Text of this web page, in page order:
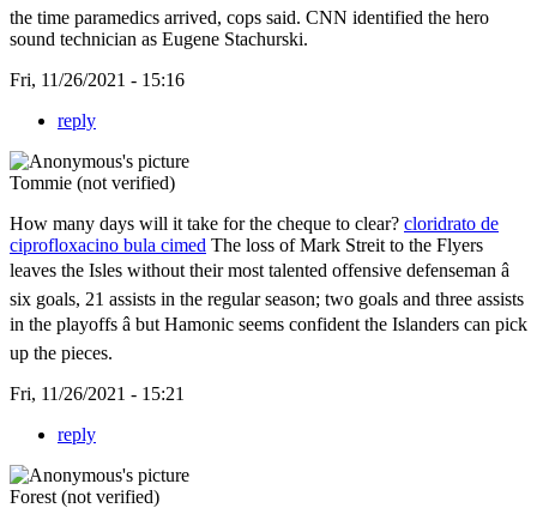
the time paramedics arrived, cops said. CNN identified the hero
sound technician as Eugene Stachurski.
Fri, 11/26/2021 - 15:16
reply
Tommie (not verified)
How many days will it take for the cheque to clear? cloridrato de
ciprofloxacino bula cimed The loss of Mark Streit to the Flyers
leaves the Isles without their most talented offensive defenseman â
six goals, 21 assists in the regular season; two goals and three assists
in the playoffs â but Hamonic seems confident the Islanders can pick
up the pieces.
Fri, 11/26/2021 - 15:21
reply
Forest (not verified)